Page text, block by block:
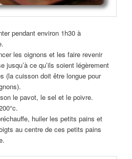
pendant environ 1h30 à
les oignons et les faire revenir
jusqu’à ce qu’ils soient légèrement
(la cuisson doit être longue pour
le pavot, le sel et le poivre.
huiler les petits pains et
au centre de ces petits pains